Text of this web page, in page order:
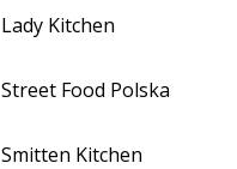
Lady Kitchen
Street Food Polska
Smitten Kitchen